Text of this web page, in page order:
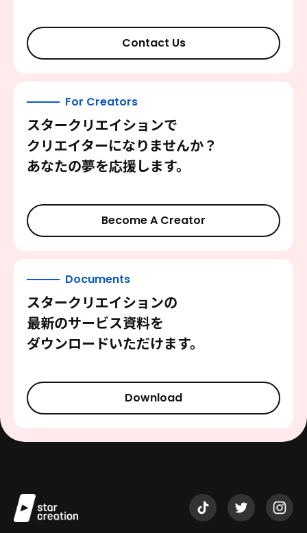
Contact Us
For Creators
スタークリエイションで
クリエイターになりませんか？
あなたの夢を応援します。
Become A Creator
Documents
スタークリエイションの
最新のサービス資料を
ダウンロードいただけます。
Download